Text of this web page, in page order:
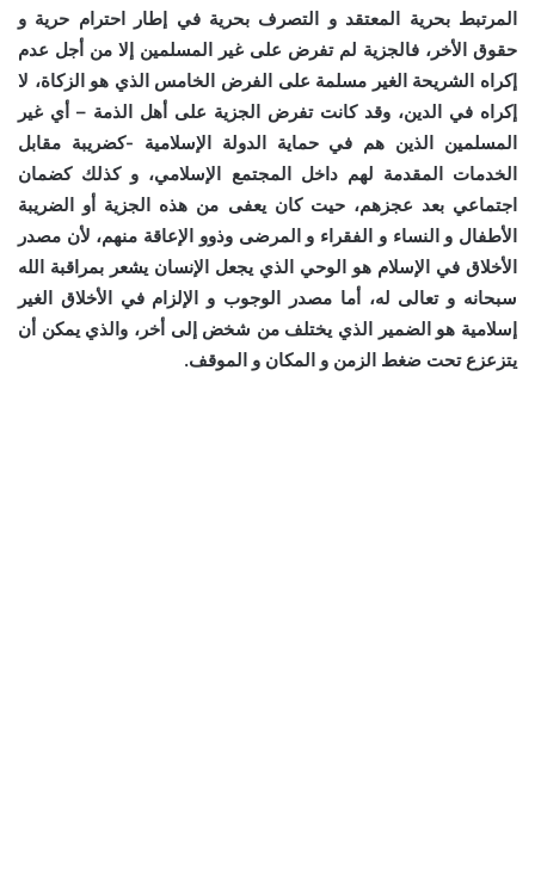
المرتبط بحرية المعتقد و التصرف بحرية في إطار احترام حرية و
حقوق الأخر، فالجزية لم تفرض على غير المسلمين إلا من أجل عدم
إكراه الشريحة الغير مسلمة على الفرض الخامس الذي هو الزكاة، لا
إكراه في الدين، وقد كانت تفرض الجزية على أهل الذمة – أي غير
المسلمين الذين هم في حماية الدولة الإسلامية -كضريبة مقابل
الخدمات المقدمة لهم داخل المجتمع الإسلامي، و كذلك كضمان
اجتماعي بعد عجزهم، حيت كان يعفى من هذه الجزية أو الضريبة
الأطفال و النساء و الفقراء و المرضى وذوو الإعاقة منهم، لأن مصدر
الأخلاق في الإسلام هو الوحي الذي يجعل الإنسان يشعر بمراقبة الله
سبحانه و تعالى له، أما مصدر الوجوب و الإلزام في الأخلاق الغير
إسلامية هو الضمير الذي يختلف من شخض إلى أخر، والذي يمكن أن
يتزعزع تحت ضغط الزمن و المكان و الموقف.